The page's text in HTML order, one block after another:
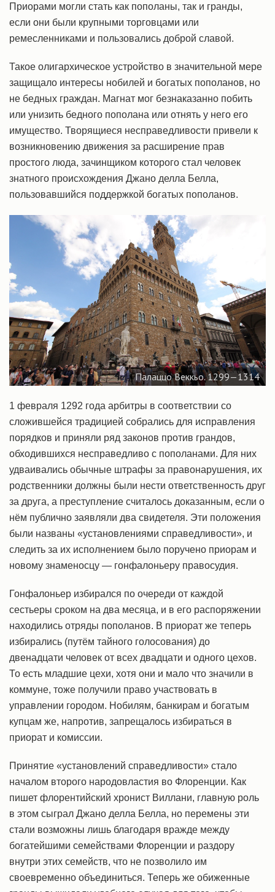
Приорами могли стать как пополаны, так и гранды,
если они были крупными торговцами или
ремесленниками и пользовались доброй славой.
Такое олигархическое устройство в значительной мере
защищало интересы нобилей и богатых пополанов, но
не бедных граждан. Магнат мог безнаказанно побить
или унизить бедного пополана или отнять у него его
имущество. Творящиеся несправедливости привели к
возникновению движения за расширение прав
простого люда, зачинщиком которого стал человек
знатного происхождения Джано делла Белла,
пользовавшийся поддержкой богатых пополанов.
Палаццо Веккьо. 1299—1314
1 февраля 1292 года арбитры в соответствии со
сложившейся традицией собрались для исправления
порядков и приняли ряд законов против грандов,
обходившихся несправедливо с пополанами. Для них
удваивались обычные штрафы за правонарушения, их
родственники должны были нести ответственность друг
за друга, а преступление считалось доказанным, если о
нём публично заявляли два свидетеля. Эти положения
были названы «установлениями справедливости», и
следить за их исполнением было поручено приорам и
новому знаменосцу — гонфалоньеру правосудия.
Гонфалоньер избирался по очереди от каждой
сестьеры сроком на два месяца, и в его распоряжении
находились отряды пополанов. В приорат же теперь
избирались (путём тайного голосования) до
двенадцати человек от всех двадцати и одного цехов.
То есть младшие цехи, хотя они и мало что значили в
коммуне, тоже получили право участвовать в
управлении городом. Нобилям, банкирам и богатым
купцам же, напротив, запрещалось избираться в
приорат и комиссии.
Принятие «установлений справедливости» стало
началом второго народовластия во Флоренции. Как
пишет флорентийский хронист Виллани, главную роль
в этом сыграл Джано делла Белла, но перемены эти
стали возможны лишь благодаря вражде между
богатейшими семействами Флоренции и раздору
внутри этих семейств, что не позволило им
своевременно объединиться. Теперь же обиженные